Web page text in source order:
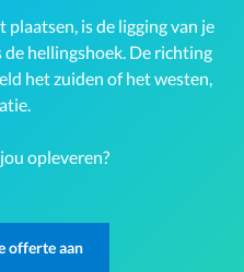
is de ligging van je
hellingshoek. De richting
het zuiden of het westen,
opleveren?
offerte aan